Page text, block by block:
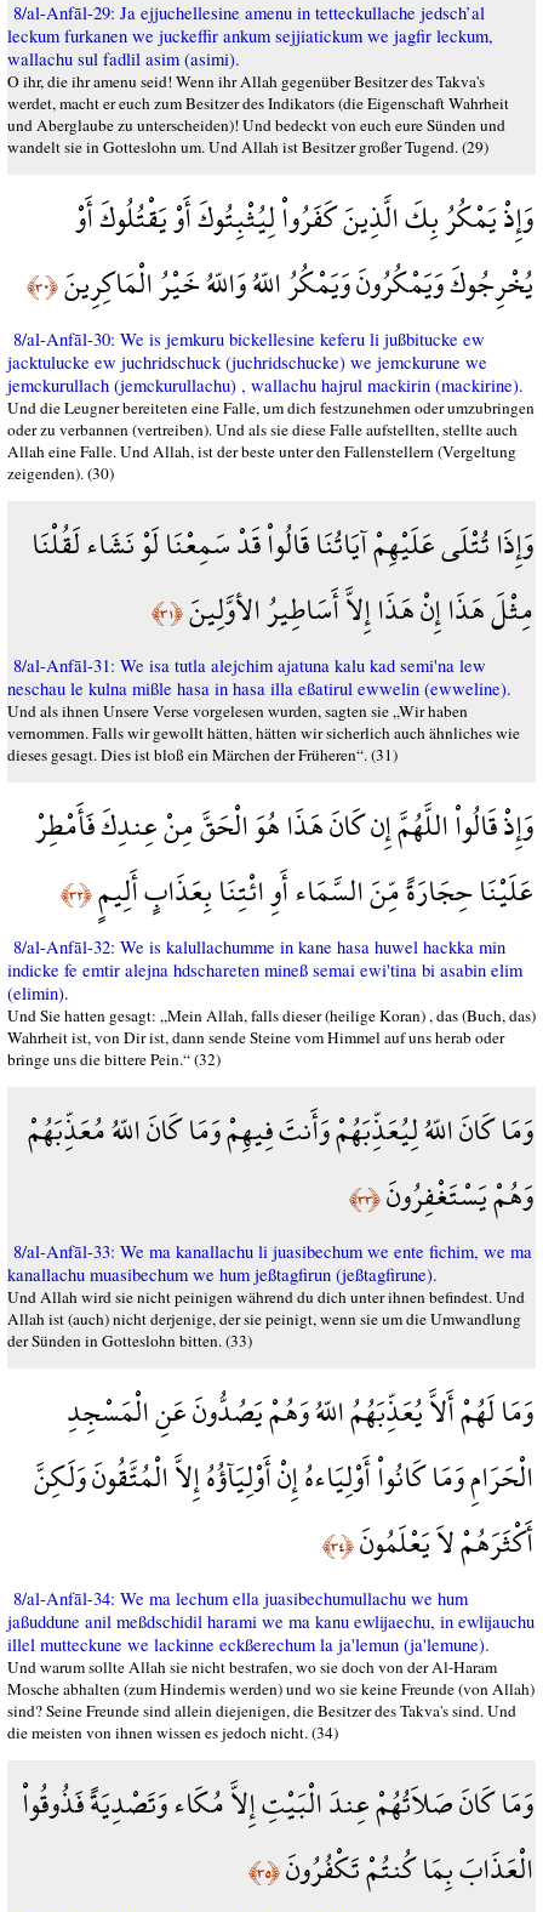
8/al-Anfāl-29: Ja ejjuchellesine amenu in tetteckullache jedsch’al
leckum furkanen we juckeffir ankum sejjiatickum we jagfir leckum,
wallachu sul fadlil asim (asimi).
O ihr, die ihr amenu seid! Wenn ihr Allah gegenüber Besitzer des Takva's
werdet, macht er euch zum Besitzer des Indikators (die Eigenschaft Wahrheit
und Aberglaube zu unterscheiden)! Und bedeckt von euch eure Sünden und
wandelt sie in Gotteslohn um. Und Allah ist Besitzer großer Tugend. (29)
وَإِذْ يَمْكُرُ بِكَ الَّذِينَ كَفَرُواْ لِيُثْبِتُوكَ أَوْ يَقْتُلُوكَ أَوْ
يُخْرِجُوكَ وَيَمْكُرُونَ وَيَمْكُرُ اللّهُ وَاللّهُ خَيْرُ الْمَاكِرِينَ﴿٣٠﴾
8/al-Anfāl-30: We is jemkuru bickellesine keferu li jußbitucke ew
jacktulucke ew juchridschuck (juchridschucke) we jemckurune we
jemckurullach (jemckurullachu) , wallachu hajrul mackirin (mackirine).
Und die Leugner bereiteten eine Falle, um dich festzunehmen oder umzubringen
oder zu verbannen (vertreiben). Und als sie diese Falle aufstellten, stellte auch
Allah eine Falle. Und Allah, ist der beste unter den Fallenstellern (Vergeltung
zeigenden). (30)
وَإِذَا تُتْلَى عَلَيْهِمْ آيَاتُنَا قَالُواْ قَدْ سَمِعْنَا لَوْ نَشَاء لَقُلْنَا
مِثْلَ هَذَا إِنْ هَذَا إِلاَّ أَسَاطِيرُ الأوَّلِينَ﴿٣١﴾
8/al-Anfāl-31: We isa tutla alejchim ajatuna kalu kad semi'na lew
neschau le kulna mißle hasa in hasa illa eßatirul ewwelin (ewweline).
Und als ihnen Unsere Verse vorgelesen wurden, sagten sie „Wir haben
vernommen. Falls wir gewollt hätten, hätten wir sicherlich auch ähnliches wie
dieses gesagt. Dies ist bloß ein Märchen der Früheren“. (31)
وَإِذْ قَالُواْ اللَّهُمَّ إِن كَانَ هَذَا هُوَ الْحَقَّ مِنْ عِندِكَ فَأَمْطِرْ
عَلَيْنَا حِجَارَةً مِّنَ السَّمَاء أَوِ ائْتِنَا بِعَذَابٍ أَلِيمٍ﴿٣٢﴾
8/al-Anfāl-32: We is kalullachumme in kane hasa huwel hackka min
indicke fe emtir alejna hdschareten mineß semai ewi'tina bi asabin elim
(elimin).
Und Sie hatten gesagt: „Mein Allah, falls dieser (heilige Koran) , das (Buch, das)
Wahrheit ist, von Dir ist, dann sende Steine vom Himmel auf uns herab oder
bringe uns die bittere Pein.“ (32)
وَمَا كَانَ اللّهُ لِيُعَذِّبَهُمْ وَأَنتَ فِيهِمْ وَمَا كَانَ اللّهُ مُعَذِّبَهُمْ
وَهُمْ يَسْتَغْفِرُونَ﴿٣٣﴾
8/al-Anfāl-33: We ma kanallachu li juasibechum we ente fichim, we ma
kanallachu muasibechum we hum jeßtagfirun (jeßtagfirune).
Und Allah wird sie nicht peinigen während du dich unter ihnen befindest. Und
Allah ist (auch) nicht derjenige, der sie peinigt, wenn sie um die Umwandlung
der Sünden in Gotteslohn bitten. (33)
وَمَا لَهُمْ أَلاَّ يُعَذِّبَهُمُ اللّهُ وَهُمْ يَصُدُّونَ عَنِ الْمَسْجِدِ
الْحَرَامِ وَمَا كَانُواْ أَوْلِيَاءهُ إِنْ أَوْلِيَآؤُهُ إِلاَّ الْمُتَّقُونَ وَلَكِنَّ
أَكْثَرَهُمْ لاَ يَعْلَمُونَ﴿٣٤﴾
8/al-Anfāl-34: We ma lechum ella juasibechumullachu we hum
jaßuddune anil meßdschidil harami we ma kanu ewlijaechu, in ewlijauchu
illel mutteckune we lackinne eckßerechum la ja'lemun (ja'lemune).
Und warum sollte Allah sie nicht bestrafen, wo sie doch von der Al-Haram
Mosche abhalten (zum Hindernis werden) und wo sie keine Freunde (von Allah)
sind? Seine Freunde sind allein diejenigen, die Besitzer des Takva's sind. Und
die meisten von ihnen wissen es jedoch nicht. (34)
وَمَا كَانَ صَلاَتُهُمْ عِندَ الْبَيْتِ إِلاَّ مُكَاء وَتَصْدِيَةً فَذُوقُواْ
الْعَذَابَ بِمَا كُنتُمْ تَكْفُرُونَ﴿٣٥﴾